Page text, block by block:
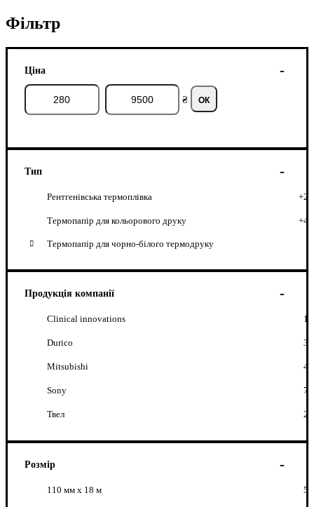
Фільтр
Ціна
₴ ОК
Тип
Рентгенівська термоплівка +2
Термопапір для кольорового друку +4
Термопапір для чорно-білого термодруку
Продукція компанії
Clinical innovations 1
Durico 3
Mitsubishi 4
Sony 7
Твел 2
Розмір
110 мм х 18 м 5